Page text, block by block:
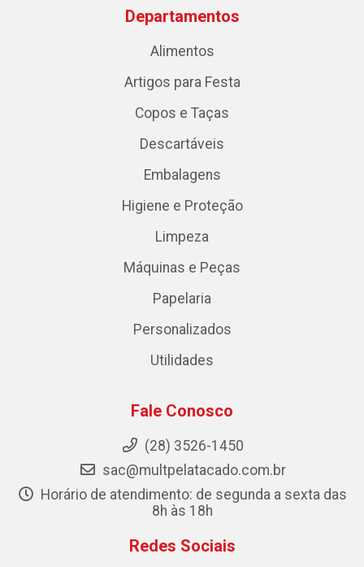
Departamentos
Alimentos
Artigos para Festa
Copos e Taças
Descartáveis
Embalagens
Higiene e Proteção
Limpeza
Máquinas e Peças
Papelaria
Personalizados
Utilidades
Fale Conosco
(28) 3526-1450
sac@multpelatacado.com.br
Horário de atendimento: de segunda a sexta das
8h às 18h
Redes Sociais